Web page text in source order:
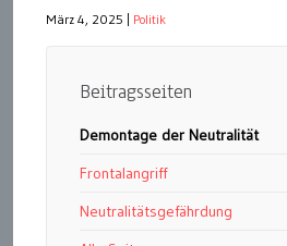
März 4, 2025 Politik
Beitragsseiten
Demontage der Neutralität
Frontalangriff
Neutralitätsgefährdung